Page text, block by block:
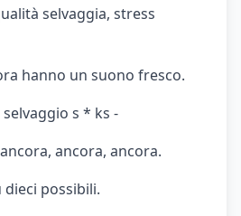
selvaggia, stress
hanno un suono fresco.
s * ks -
ancora, ancora.
dieci possibili.